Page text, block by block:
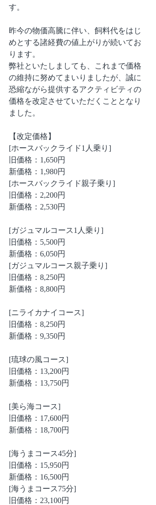
す。
昨今の物価高騰に伴い、飼料代をはじ
めとする諸経費の値上がりが続いてお
ります。
弊社といたしましても、これまで価格
の維持に努めてまいりましたが、誠に
恐縮ながら提供するアクティビティの
価格を改定させていただくこととなり
ました。
【改定価格】
[ホースバックライド1人乗り]
旧価格：1,650円
新価格：1,980円
[ホースバックライド親子乗り]
旧価格：2,200円
新価格：2,530円
[ガジュマルコース1人乗り]
旧価格：5,500円
新価格：6,050円
[ガジュマルコース親子乗り]
旧価格：8,250円
新価格：8,800円
[ニライカナイコース]
旧価格：8,250円
新価格：9,350円
[琉球の風コース]
旧価格：13,200円
新価格：13,750円
[美ら海コース]
旧価格：17,600円
新価格：18,700円
[海うまコース45分]
旧価格：15,950円
新価格：16,500円
[海うまコース75分]
旧価格：23,100円